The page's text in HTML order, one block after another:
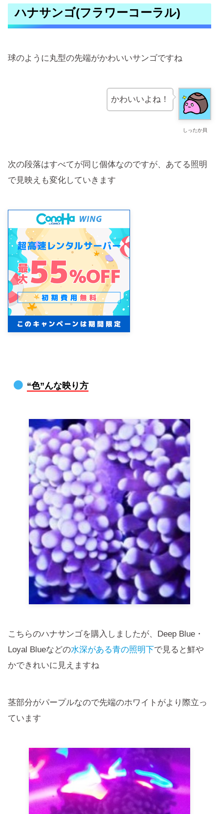
ハナサンゴ(フラワーコーラル)
球のように丸型の先端がかわいいサンゴですね
しったか貝
かわいいよね！
次の段落はすべてが同じ個体なのですが、あてる照明
で見映えも変化していきます
“色”んな映り方
こちらのハナサンゴを購入しましたが、Deep Blue・
Loyal Blueなどの水深がある青の照明下で見ると鮮や
かできれいに見えますね
茎部分がパープルなので先端のホワイトがより際立っ
ています